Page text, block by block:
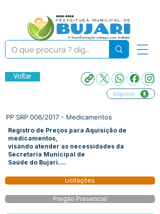
Voltar
Imprimir
PP SRP 006/2017 - Medicamentos
Registro de Preços para Aquisição de
medicamentos,
visando atender as necessidades da
Secretaria Municipal de
Saúde do Bujari....
Licitações
Pregão Presencial